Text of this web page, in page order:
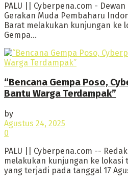
PALU || Cyberpena.com -
Gerakan Muda Pembaharu
Barat melakukan kunjungan ke
Gempa...
“Bencana Gempa Poso,
Bantu Warga Terdampak”
by
Agustus 24, 2025
0
PALU || Cyberpena.com --
melakukan kunjungan ke lokasi
yang terjadi pada tanggal 17